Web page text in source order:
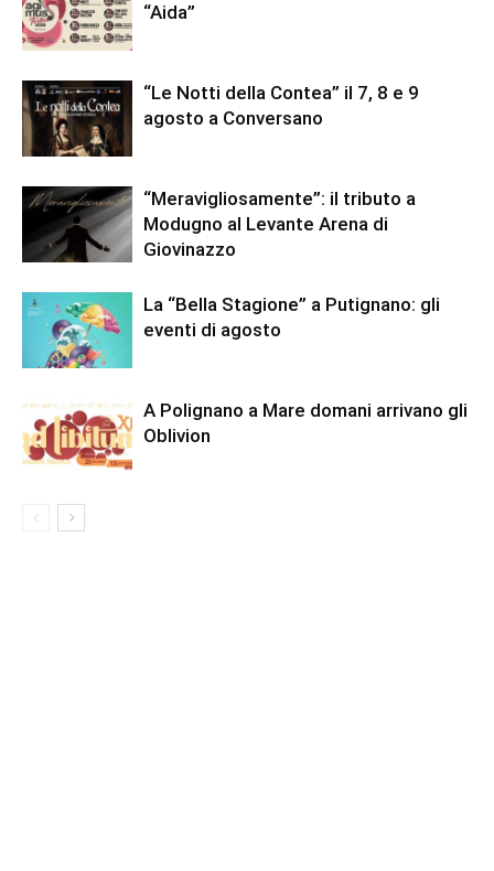
“Aida”
“Le Notti della Contea” il 7, 8 e 9
agosto a Conversano
“Meravigliosamente”: il tributo a
Modugno al Levante Arena di
Giovinazzo
La “Bella Stagione” a Putignano: gli
eventi di agosto
A Polignano a Mare domani arrivano gli
Oblivion